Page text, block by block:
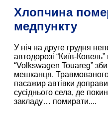
Хлопчина
медпункту
У ніч на друге грудня
автодорозі “Київ-
“Volkswagen Touareg”
мешканця.
пасажир автівки
сусіднього села, де
закладу… помирати....